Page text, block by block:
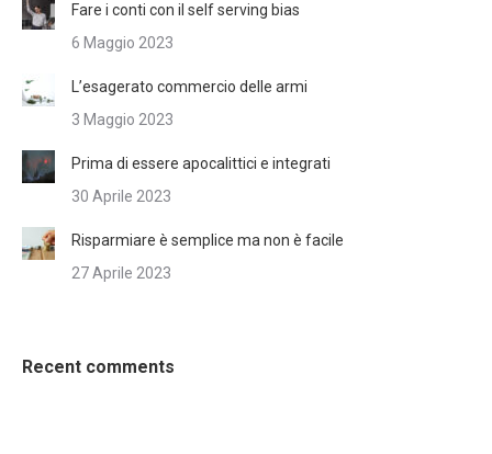
Fare i conti con il self serving bias
6 Maggio 2023
L’esagerato commercio delle armi
3 Maggio 2023
Prima di essere apocalittici e integrati
30 Aprile 2023
Risparmiare è semplice ma non è facile
27 Aprile 2023
Recent comments